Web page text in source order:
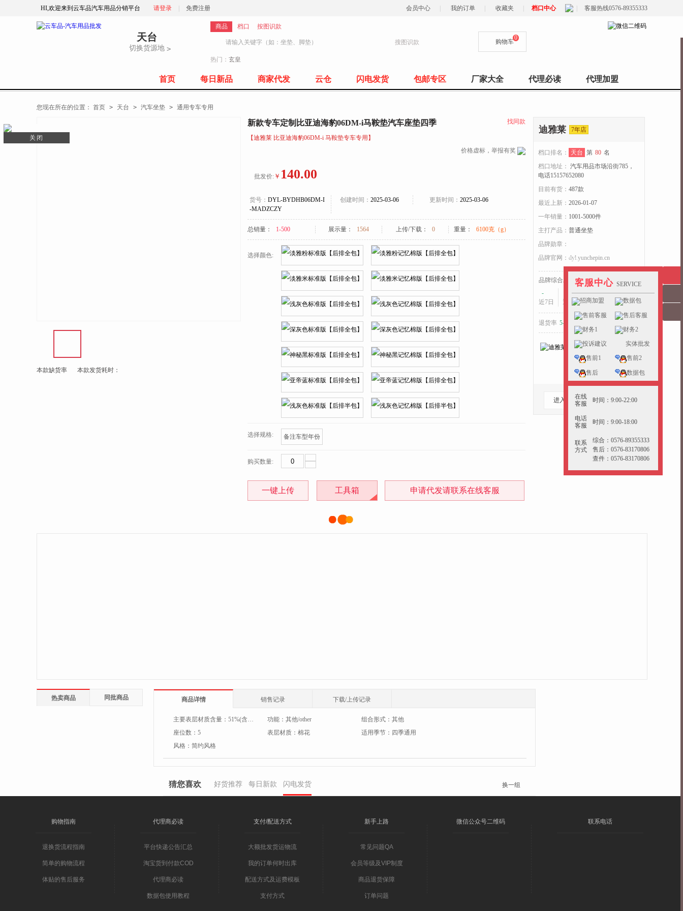
HI,欢迎来到云车品汽车用品分销平台 请登录 免费注册 会员中心 我的订单 收藏夹 档口中心 客服热线0576-89355333
天台
切换货源地 >
商品 档口 按图识款
搜图识款
热门： 玄皇
购物车
0
首页 每日新品 商家代发 云仓 闪电发货 包邮专区 厂家大全 代理必读 代理加盟
您现在所在的位置： 首页 > 天台 > 汽车坐垫 > 通用专车专用
本款缺货率 本款发货耗时：
新款专车定制比亚迪海豹06DM-i马鞍垫汽车座垫四季 找同款
【迪雅莱 比亚迪海豹06DM-i 马鞍垫专车专用】
价格虚标，举报有奖
批发价:￥ 140.00
货号： DYL-BYDHB06DM-I
-MADZCZY
创建时间： 2025-03-06 更新时间： 2025-03-06
总销量： 1-500 展示量： 1564 上传/下载： 0 重量： 6100克（g）
选择颜色:
选择规格: 备注车型年份
购买数量:
一键上传 工具箱 申请代发请联系在线客服
迪雅莱 7年店
档口排名： 天台 第 80 名
档口地址： 汽车用品市场沿街785，
电话15157652080
目前有货： 487款
最近上新： 2026-01-07
一年销量： 1001-5000件
主打产品： 普通坐垫
品牌勋章：
品牌官网： dyl.yunchepin.cn
品牌综合发货耗时：
-
近7日
近15日
-
近30日
退货率 5-10%
进入档口 收藏档口
热卖商品 同批商品 商品详情 销售记录 下载/上传记录
主要表层材质含量： 51%(含)-60%(含) 功能： 其他/other 组合形式： 其他
座位数： 5 表层材质： 棉花 适用季节： 四季通用
风格： 简约风格
猜您喜欢 好货推荐 每日新款 闪电发货 换一组
购物指南
退换货流程指南
简单的购物流程
体贴的售后服务
代理商必读
平台快递公告汇总
淘宝货到付款COD
代理商必读
数据包使用教程
支付/配送方式
大额批发货运物流
我的订单何时出库
配送方式及运费模板
支付方式
新手上路
常见问题QA
会员等级及VIP制度
商品退货保障
订单问题
微信公众号二维码 联系电话
关闭
客服中心 SERVICE
招商加盟 数据包
售前客服 售后客服
财务1 财务2
投诉建议 实体批发
售前1 售前2
售后 数据包
在线
客服
时间：9:00-22:00
电话
客服
时间：9:00-18:00
联系
方式
综合：0576-89355333
售后：0576-83170806
查件：0576-83170806
收起>>